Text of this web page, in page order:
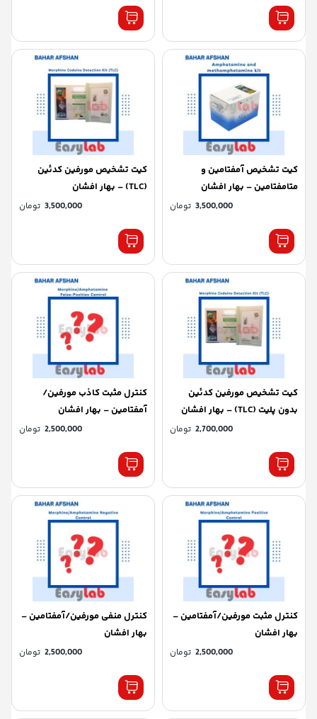
كيت تشخيص آمفتامين و
متامفتامين – بهار افشان
3,500,000 تومان
كيت تشخيص مورفین کدئین
(TLC) – بهار افشان
3,500,000 تومان
كيت تشخيص مورفین کدئین
بدون پلیت (TLC) – بهار افشان
2,700,000 تومان
کنترل مثبت کاذب مورفین/
آمفتامین – بهار افشان
2,500,000 تومان
کنترل مثبت مورفین/آمفتامین –
بهار افشان
2,500,000 تومان
کنترل منفی مورفین/آمفتامین –
بهار افشان
2,500,000 تومان